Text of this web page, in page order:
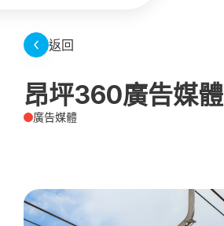
返回
昂坪360廣告媒體
廣告媒體